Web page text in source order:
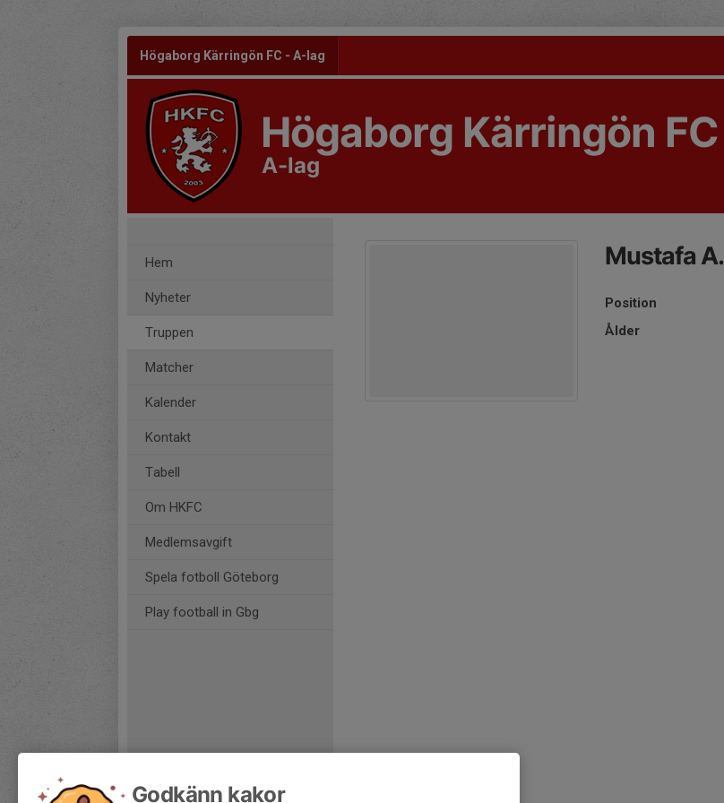
Högaborg Kärringön FC - A-lag
Högaborg Kärringön FC
A-lag
Hem
Nyheter
Truppen
Matcher
Kalender
Kontakt
Tabell
Om HKFC
Medlemsavgift
Spela fotboll Göteborg
Play football in Gbg
Mustafa A.
Position
Ålder
Godkänn kakor